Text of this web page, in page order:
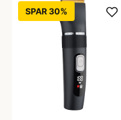
SPAR 30%